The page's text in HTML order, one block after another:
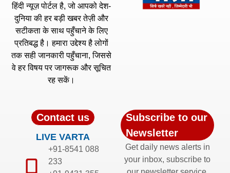
हिंदी न्यूज़ पोर्टल है, जो आपको देश-
दुनिया की हर बड़ी खबर तेज़ी और
सटीकता के साथ पहुँचाने के लिए
प्रतिबद्ध है। हमारा उद्देश्य है लोगों
तक सही जानकारी पहुँचाना, जिससे
वे हर विषय पर जागरूक और सूचित
रह सकें।
Contact us
LIVE VARTA
+91-8541 088
233
Subscribe to our
Newsletter
Get daily news alerts in
your inbox, subscribe to